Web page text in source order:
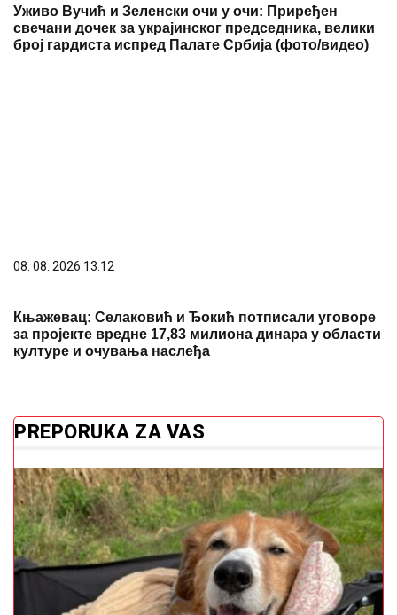
Уживо Вучић и Зеленски очи у очи: Приређен
свечани дочек за украјинског председника, велики
број гардиста испред Палате Србија (фото/видео)
08. 08. 2026 13:12
Књажевац: Селаковић и Ђокић потписали уговоре
за пројекте вредне 17,83 милиона динара у области
културе и очувања наслеђа
PREPORUKA ZA VAS